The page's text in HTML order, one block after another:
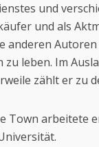
und
und als
anderen
zu leben. Im
zählt er zu
Town arbeitete